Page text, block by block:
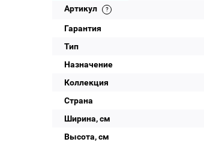
Артикул
Гарантия
Тип
Назначение
Коллекция
Страна
Ширина, см
Высота, см